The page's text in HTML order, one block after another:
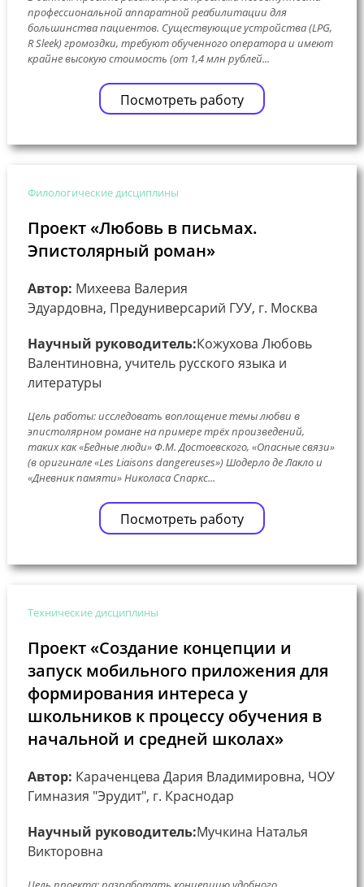
профессиональной аппаратной реабилитации для
большинства пациентов. Существующие устройства (LPG,
R Sleek) громоздки, требуют обученного оператора и имеют
крайне высокую стоимость (от 1,4 млн рублей...
Посмотреть работу
Филологические дисциплины
Проект «Любовь в письмах.
Эпистолярный роман»
Автор: Михеева Валерия
Эдуардовна, Предуниверсарий ГУУ, г. Москва
Научный руководитель:Кожухова Любовь
Валентиновна, учитель русского языка и
литературы
Цель работы: исследовать воплощение темы любви в
эпистолярном романе на примере трёх произведений,
таких как «Бедные люди» Ф.М. Достоевского, «Опасные связи»
(в оригинале «Les Liaisons dangereuses») Шодерло де Лакло и
«Дневник памяти» Николаса Спаркс...
Посмотреть работу
Технические дисциплины
Проект «Создание концепции и
запуск мобильного приложения для
формирования интереса у
школьников к процессу обучения в
начальной и средней школах»
Автор: Караченцева Дария Владимировна, ЧОУ
Гимназия "Эрудит", г. Краснодар
Научный руководитель:Мучкина Наталья
Викторовна